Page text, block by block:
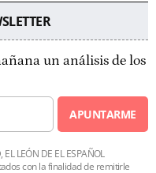
un análisis de los
APUNTARME
LEÓN DE EL ESPAÑOL
con la finalidad de remitirle